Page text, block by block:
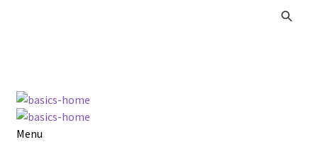
Zur
Navigation
springen
Zum
Inhalt
springen
Menu